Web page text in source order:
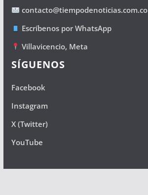
contacto@tiempodenoticias.com.co
Escríbenos por WhatsApp
Villavicencio, Meta
SÍGUENOS
Facebook
Instagram
X (Twitter)
YouTube